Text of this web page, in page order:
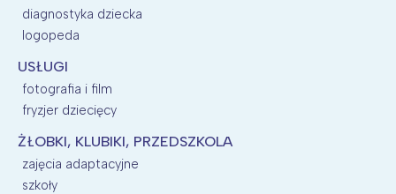
diagnostyka dziecka
logopeda
USŁUGI
fotografia i film
fryzjer dziecięcy
ŻŁOBKI, KLUBIKI, PRZEDSZKOLA
zajęcia adaptacyjne
szkoły